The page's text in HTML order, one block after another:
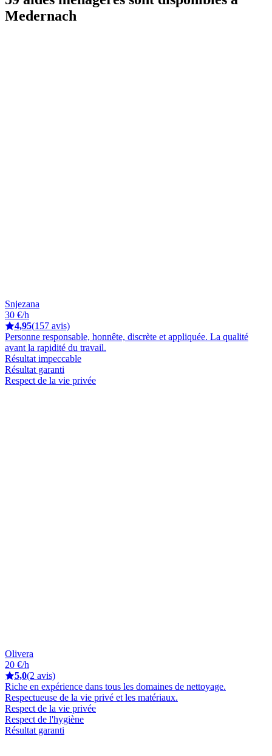
Medernach
Snjezana
30 €/h
4,95(157 avis)
Personne responsable, honnête, discrète et appliquée. La qualité
avant la rapidité du travail.
Résultat impeccable
Résultat garanti
Respect de la vie privée
Olivera
20 €/h
5,0(2 avis)
Riche en expérience dans tous les domaines de nettoyage.
Respectueuse de la vie privé et les matériaux.
Respect de la vie privée
Respect de l'hygiène
Résultat garanti